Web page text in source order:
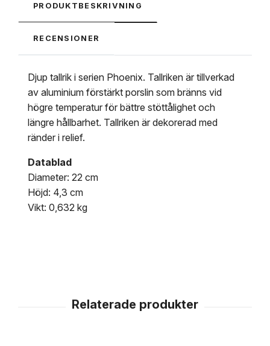
PRODUKTBESKRIVNING
RECENSIONER
Djup tallrik i serien Phoenix. Tallriken är tillverkad
av aluminium förstärkt porslin som bränns vid
högre temperatur för bättre stöttålighet och
längre hållbarhet. Tallriken är dekorerad med
ränder i relief.
Datablad
Diameter: 22 cm
Höjd: 4,3 cm
Vikt: 0,632 kg